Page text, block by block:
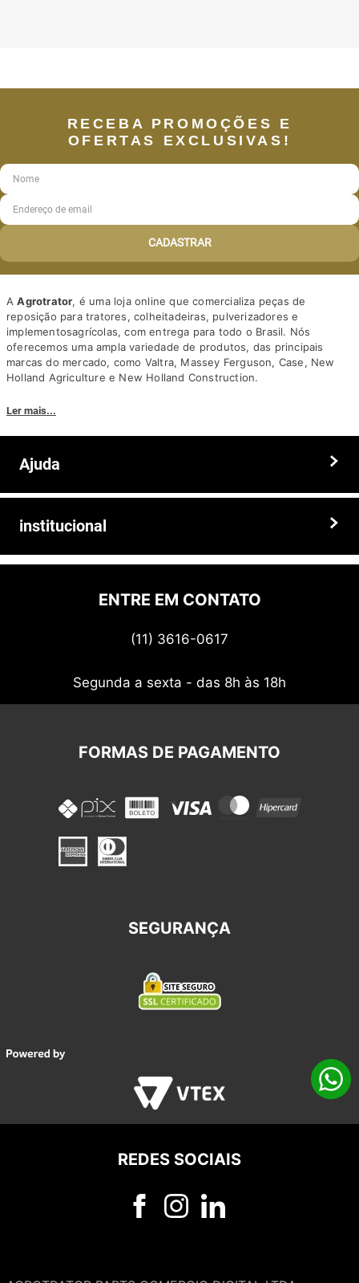
RECEBA PROMOÇÕES E
OFERTAS EXCLUSIVAS!
CADASTRAR
AAgrotrator, é uma loja online que comercializa peças de
reposição para tratores, colheitadeiras, pulverizadores e
implementosagrícolas, com entrega para todo o Brasil. Nós
oferecemos uma ampla variedade de produtos, das principais
marcas do mercado, como Valtra, Massey Ferguson, Case, New
Holland Agriculture e New Holland Construction.
competitivos. Nós também oferecemos um atendimento
personalizado, com equipe de profissionais altamente capacitados
Somos a solução ideal para quem busca peças e acessórios agrícolas
Ler mais...
Ajuda
Prazos e entregas
institucional
Quem somos
Politica de privacidadeENTRE EM CONTATO
(11) 3616-0617
Segunda a sexta - das 8h às 18h
FORMAS DE PAGAMENTO
SEGURANÇA
REDES SOCIAIS